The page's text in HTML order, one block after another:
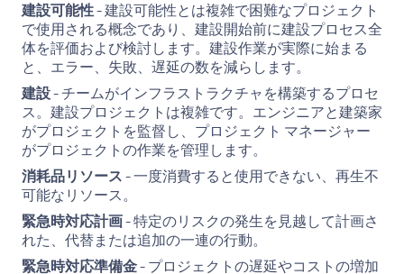
建設可能性- 建設可能性とは複雑で困難なプロジェクト
で使用される概念であり、建設開始前に建設プロセス全
体を評価および検討します。建設作業が実際に始まる
と、エラー、失敗、遅延の数を減らします。
建設- チームがインフラストラクチャを構築するプロセ
ス。建設プロジェクトは複雑です。エンジニアと建築家
がプロジェクトを監督し、プロジェクト マネージャー
がプロジェクトの作業を管理します。
消耗品リソース- 一度消費すると使用できない、再生不
可能なリソース。
緊急時対応計画- 特定のリスクの発生を見越して計画さ
れた、代替または追加の一連の行動。
緊急時対応準備金- プロジェクトの遅延やコストの増加